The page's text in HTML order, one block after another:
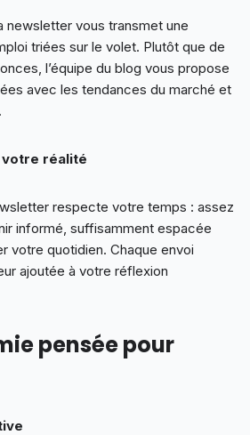
newsletter vous transmet une
triées sur le volet. Plutôt que de
l’équipe du blog vous propose
avec les tendances du marché et
votre réalité
respecte votre temps : assez
informé, suffisamment espacée
votre quotidien. Chaque envoi
ajoutée à votre réflexion
pensée pour